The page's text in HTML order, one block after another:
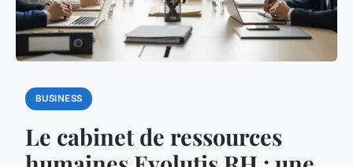
BUSINESS
Le cabinet de ressources